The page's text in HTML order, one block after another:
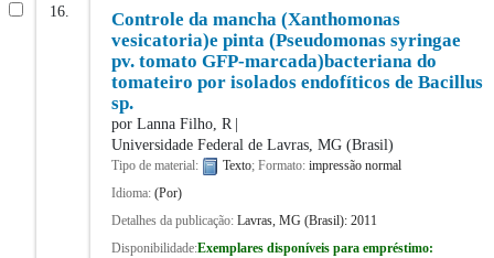
16.
Controle da mancha (Xanthomonas
vesicatoria)e pinta (Pseudomonas syringae
pv. tomato GFP-marcada)bacteriana do
tomateiro por isolados endofíticos de Bacillus
sp.
por Lanna Filho, R
Universidade Federal de Lavras, MG (Brasil)
Tipo de material: Texto; Formato: impressão normal
Idioma: (Por)
Detalhes da publicação: Lavras, MG (Brasil): 2011
Disponibilidade:Exemplares disponíveis para empréstimo: